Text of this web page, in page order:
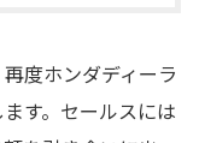
度ホンダディーラ
す。セールスには